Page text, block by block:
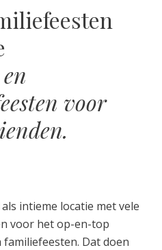
voor
intieme locatie met vele
voor het op-en-top
Dat doen